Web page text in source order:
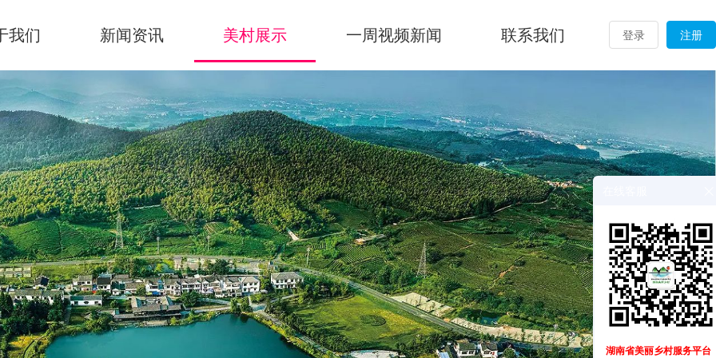
登录 注册
我们 新闻资讯 美村展示 一周视频新闻 联系我们
湖南省美丽乡村服务平台